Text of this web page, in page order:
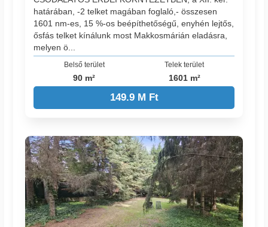
határában, -2 telket magában foglaló,- összesen
1601 nm-es, 15 %-os beépíthetőségű, enyhén lejtős,
ősfás telket kínálunk most Makkosmárián eladásra,
melyen ö...
Belső terület
90 m²
Telek terület
1601 m²
149.9 M Ft